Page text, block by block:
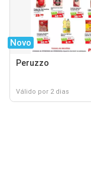
Novo
Peruzzo
Válido por 2 dias